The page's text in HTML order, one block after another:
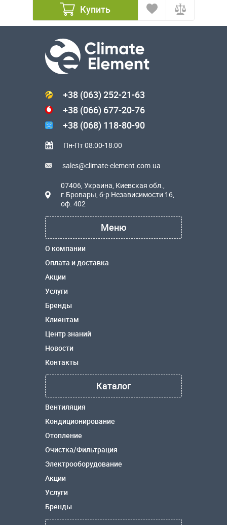
Купить
+38 (063) 252-21-63
+38 (066) 677-20-76
+38 (068) 118-80-90
Пн-Пт 08:00-18:00
sales@climate-element.com.ua
07406, Украина, Киевская обл.,
г.Бровары, б-р Независимости 16,
оф. 402
Меню
О компании
Оплата и доставка
Акции
Услуги
Бренды
Клиентам
Центр знаний
Новости
Контакты
Каталог
Вентиляция
Кондиционирование
Отопление
Очистка/Фильтрация
Электрооборудование
Акции
Услуги
Бренды